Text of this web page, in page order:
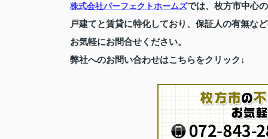
株式会社パーフェクトホームズでは、枚方市中心
戸建てと賃貸に特化しており、保証人の有無な
お気軽にお問合せください。
弊社へのお問い合わせはこちらをクリック↓